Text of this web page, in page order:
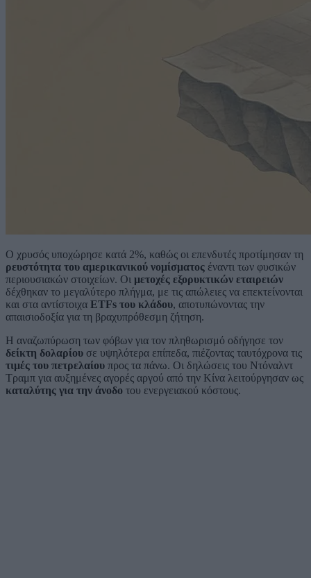
Ο χρυσός υποχώρησε κατά 2%, καθώς οι επενδυτές προτίμησαν τη
ρευστότητα του αμερικανικού νομίσματος έναντι των φυσικών
περιουσιακών στοιχείων. Οι μετοχές εξορυκτικών εταιρειών
δέχθηκαν το μεγαλύτερο πλήγμα, με τις απώλειες να επεκτείνονται
και στα αντίστοιχα ETFs του κλάδου, αποτυπώνοντας την
απαισιοδοξία για τη βραχυπρόθεσμη ζήτηση.
Η αναζωπύρωση των φόβων για τον πληθωρισμό οδήγησε τον
δείκτη δολαρίου σε υψηλότερα επίπεδα, πιέζοντας ταυτόχρονα τις
τιμές του πετρελαίου προς τα πάνω. Οι δηλώσεις του Ντόναλντ
Τραμπ για αυξημένες αγορές αργού από την Κίνα λειτούργησαν ως
καταλύτης για την άνοδο του ενεργειακού κόστους.